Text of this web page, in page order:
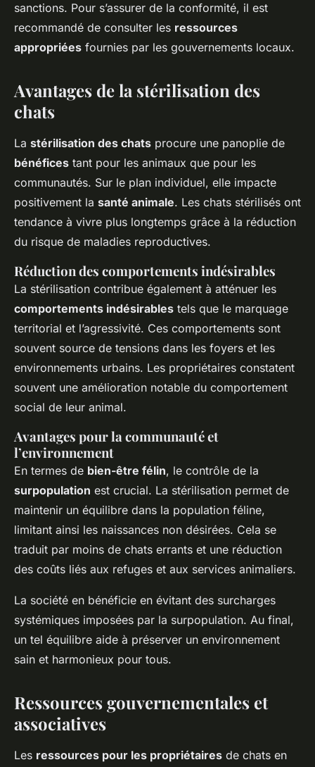
sanctions. Pour s’assurer de la conformité, il est
recommandé de consulter les ressources
appropriées fournies par les gouvernements locaux.
Avantages de la stérilisation des
chats
La stérilisation des chats procure une panoplie de
bénéfices tant pour les animaux que pour les
communautés. Sur le plan individuel, elle impacte
positivement la santé animale. Les chats stérilisés ont
tendance à vivre plus longtemps grâce à la réduction
du risque de maladies reproductives.
Réduction des comportements indésirables
La stérilisation contribue également à atténuer les
comportements indésirables tels que le marquage
territorial et l’agressivité. Ces comportements sont
souvent source de tensions dans les foyers et les
environnements urbains. Les propriétaires constatent
souvent une amélioration notable du comportement
social de leur animal.
Avantages pour la communauté et
l’environnement
En termes de bien-être félin, le contrôle de la
surpopulation est crucial. La stérilisation permet de
maintenir un équilibre dans la population féline,
limitant ainsi les naissances non désirées. Cela se
traduit par moins de chats errants et une réduction
des coûts liés aux refuges et aux services animaliers.
La société en bénéficie en évitant des surcharges
systémiques imposées par la surpopulation. Au final,
un tel équilibre aide à préserver un environnement
sain et harmonieux pour tous.
Ressources gouvernementales et
associatives
Les ressources pour les propriétaires de chats en